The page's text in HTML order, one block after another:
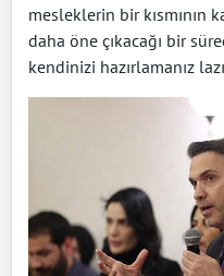
mesleklerin bir kısmının
daha öne çıkacağı bir
kendinizi hazırlamanız